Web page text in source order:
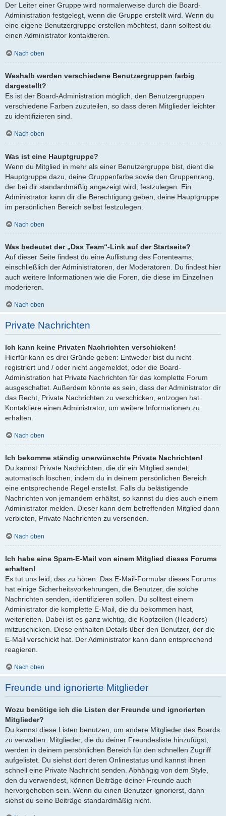
Der Leiter einer Gruppe wird normalerweise durch die Board-
Administration festgelegt, wenn die Gruppe erstellt wird. Wenn du
eine eigene Benutzergruppe erstellen möchtest, dann solltest du
einen Administrator kontaktieren.
Nach oben
Weshalb werden verschiedene Benutzergruppen farbig
dargestellt?
Es ist der Board-Administration möglich, den Benutzergruppen
verschiedene Farben zuzuteilen, so dass deren Mitglieder leichter
zu identifizieren sind.
Nach oben
Was ist eine Hauptgruppe?
Wenn du Mitglied in mehr als einer Benutzergruppe bist, dient die
Hauptgruppe dazu, deine Gruppenfarbe sowie den Gruppenrang,
der bei dir standardmäßig angezeigt wird, festzulegen. Ein
Administrator kann dir die Berechtigung geben, deine Hauptgruppe
im persönlichen Bereich selbst festzulegen.
Nach oben
Was bedeutet der „Das Team“-Link auf der Startseite?
Auf dieser Seite findest du eine Auflistung des Forenteams,
einschließlich der Administratoren, der Moderatoren. Du findest hier
auch weitere Informationen wie die Foren, die diese im Einzelnen
moderieren.
Nach oben
Private Nachrichten
Ich kann keine Privaten Nachrichten verschicken!
Hierfür kann es drei Gründe geben: Entweder bist du nicht
registriert und / oder nicht angemeldet, oder die Board-
Administration hat Private Nachrichten für das komplette Forum
ausgeschaltet. Außerdem könnte es sein, dass der Administrator dir
das Recht, Private Nachrichten zu verschicken, entzogen hat.
Kontaktiere einen Administrator, um weitere Informationen zu
erhalten.
Nach oben
Ich bekomme ständig unerwünschte Private Nachrichten!
Du kannst Private Nachrichten, die dir ein Mitglied sendet,
automatisch löschen, indem du in deinem persönlichen Bereich
eine entsprechende Regel erstellst. Falls du belästigende
Nachrichten von jemandem erhältst, so kannst du dies auch einem
Administrator melden. Dieser kann dem betreffenden Mitglied dann
verbieten, Private Nachrichten zu versenden.
Nach oben
Ich habe eine Spam-E-Mail von einem Mitglied dieses Forums
erhalten!
Es tut uns leid, das zu hören. Das E-Mail-Formular dieses Forums
hat einige Sicherheitsvorkehrungen, die Benutzer, die solche
Nachrichten senden, identifizieren sollen. Du solltest einem
Administrator die komplette E-Mail, die du bekommen hast,
weiterleiten. Dabei ist es ganz wichtig, die Kopfzeilen (Headers)
mitzuschicken. Diese enthalten Details über den Benutzer, der die
E-Mail verschickt hat. Der Administrator kann dann entsprechend
reagieren.
Nach oben
Freunde und ignorierte Mitglieder
Wozu benötige ich die Listen der Freunde und ignorierten
Mitglieder?
Du kannst diese Listen benutzen, um andere Mitglieder des Boards
zu verwalten. Mitglieder, die du deiner Freundesliste hinzufügst,
werden in deinem persönlichen Bereich für den schnellen Zugriff
aufgelistet. Du siehst dort deren Onlinestatus und kannst ihnen
schnell eine Private Nachricht senden. Abhängig von dem Style,
den du verwendest, können Beiträge deiner Freunde auch
hervorgehoben sein. Wenn du einen Benutzer ignorierst, dann
siehst du seine Beiträge standardmäßig nicht.